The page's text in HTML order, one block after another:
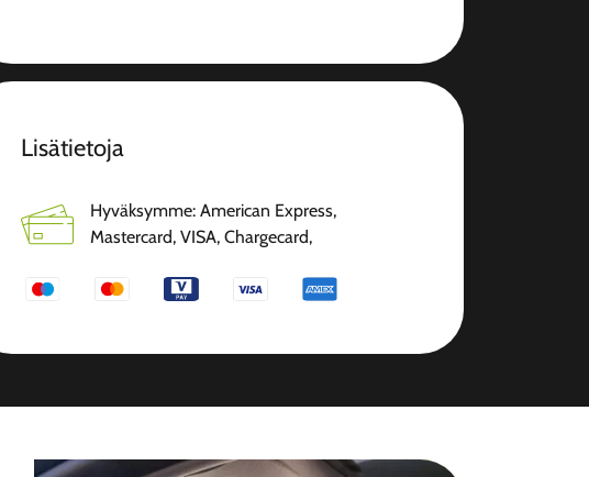
Lisätietoja
Hyväksymme: American Express,
Mastercard, VISA, Chargecard,